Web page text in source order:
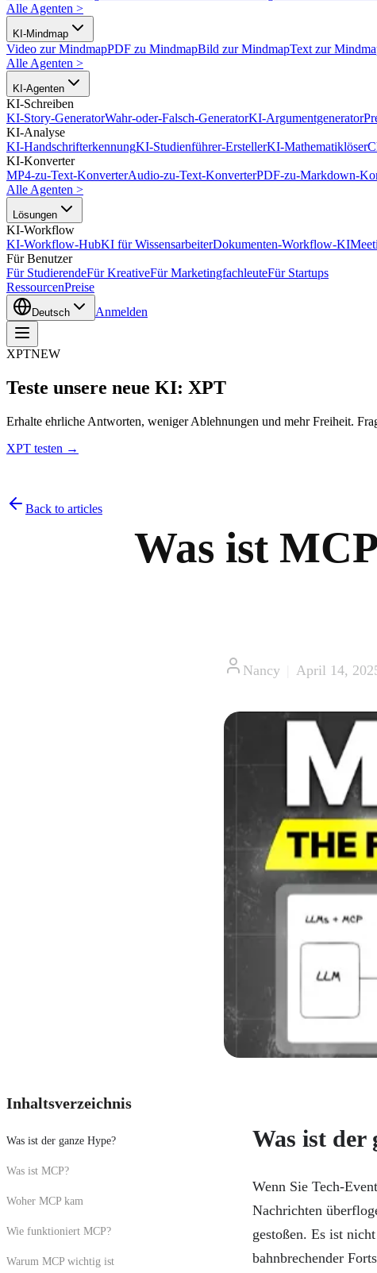
Alle Agenten >
KI-Mindmap
Video zur MindmapPDF zu MindmapBild zur MindmapText zur
Alle Agenten >
KI-Agenten
KI-Schreiben
KI-Story-GeneratorWahr-oder-Falsch-GeneratorKI-Argumentgenerator
KI-Analyse
KI-HandschrifterkennungKI-Studienführer-ErstellerKI-Mathematiklöser
KI-Konverter
MP4-zu-Text-KonverterAudio-zu-Text-KonverterPDF-zu-Markdown-
Alle Agenten >
Lösungen
KI-Workflow
KI-Workflow-HubKI für WissensarbeiterDokumenten-Workflow-KI
Für Benutzer
Für StudierendeFür KreativeFür MarketingfachleuteFür Startups
RessourcenPreise
Deutsch Anmelden
XPTNEW
Teste unsere neue KI: XPT
Erhalte ehrliche Antworten, weniger Ablehnungen und mehr Freiheit.
XPT testen →
Back to articles
Was ist
Nancy April 14,
Inhaltsverzeichnis
Was ist der ganze Hype?
Was ist MCP?
Woher MCP kam
Wie funktioniert MCP?
Warum MCP wichtig ist
Was ist der
Wenn Sie Tech-
Nachrichten
gestoßen. Es ist
bahnbrechender